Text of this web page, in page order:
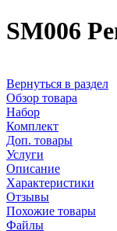
SM006
Вернуться в раздел
Обзор товара
Набор
Комплект
Доп. товары
Услуги
Описание
Характеристики
Отзывы
Похожие товары
Файлы